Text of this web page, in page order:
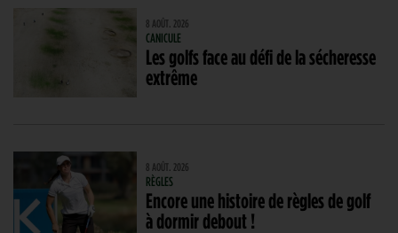
8 AOÛT. 2026
CANICULE
Les golfs face au défi de la sécheresse
extrême
8 AOÛT. 2026
RÈGLES
Encore une histoire de règles de golf
à dormir debout !